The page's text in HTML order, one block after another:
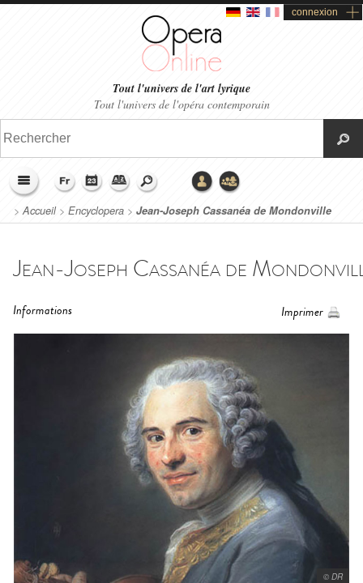
connexion
Tout l'univers de l'art lyrique
Tout l'univers de l'opéra contemporain
>Accueil> Encyclopera > Jean-Joseph Cassanéa de Mondonville
Jean-Joseph Cassanéa de
Informations Imprimer
© DR